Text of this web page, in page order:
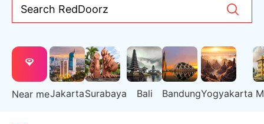
Search RedDoorz
Near meJakartaSurabaya Bali BandungYogyakarta